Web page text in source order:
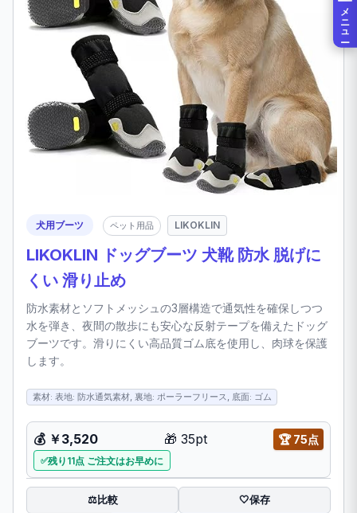
メニュー
犬用ブーツ ペット用品 LIKOKLIN
LIKOKLIN ドッグブーツ 犬靴 防水 脱げに
くい 滑り止め
防水素材とソフトメッシュの3層構造で通気性を確保しつつ
水を弾き、夜間の散歩にも安心な反射テープを備えたドッグ
ブーツです。滑りにくい高品質ゴム底を使用し、肉球を保護
します。
素材: 表地: 防水通気素材, 裏地: ポーラーフリース, 底面: ゴム
💰 ￥3,520 🎁 35pt 🏆75点
残り11点 ご注文はお早めに
⚖️比較 🤍保存